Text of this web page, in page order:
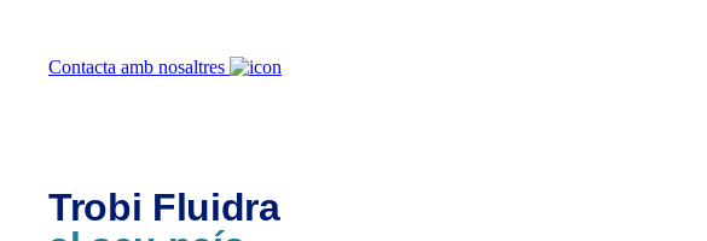
Contacta amb nosaltres
Trobi Fluidra